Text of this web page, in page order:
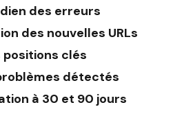
des erreurs
des nouvelles URLs
clés
détectés
à 30 et 90 jours